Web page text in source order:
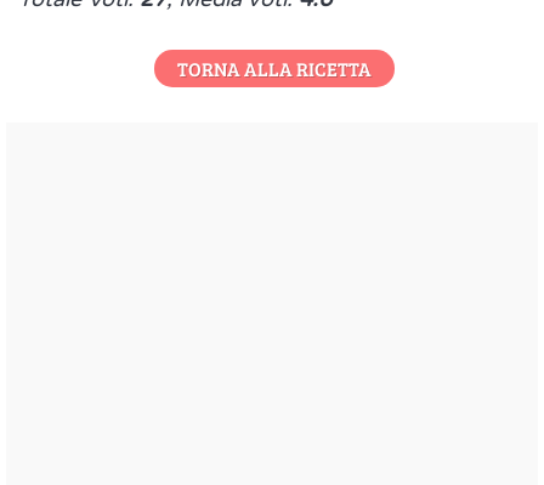
TORNA ALLA RICETTA